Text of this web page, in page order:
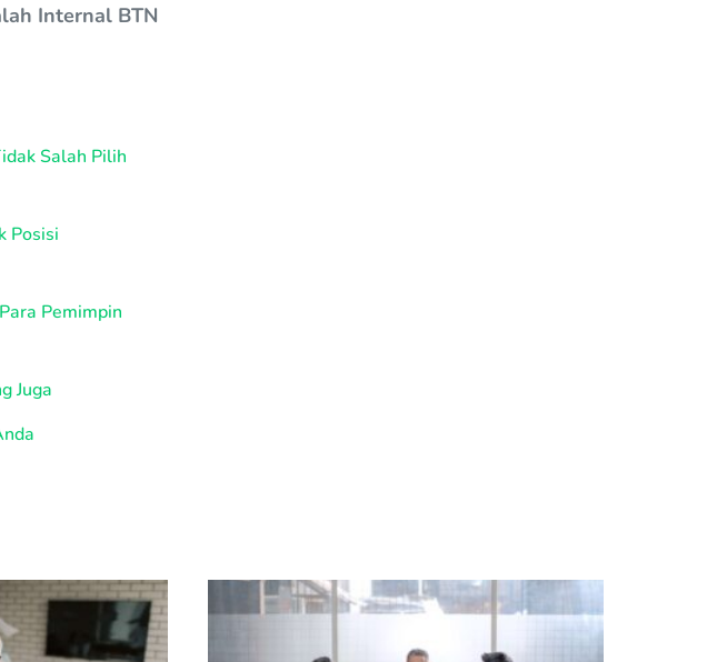
Internal BTN
Salah Pilih
Posisi
Pemimpin
Juga